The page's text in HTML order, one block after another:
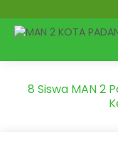
8 Siswa MAN 2